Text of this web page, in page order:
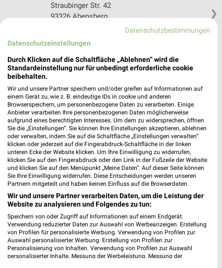
❯
Straubinger Str. 42
93326 Abensberg
426,55 km • Angebote: 1 Prospekt
Reformwaren Rauch Pilsting
Marktplatz 28
428,01 km • Angebote: 1 Prospekt
Denns BioMarkt Landshut
Stethaimerstraße 39
84034 Landshut
Heute 08:00 - 20:00 Uhr | Öffnet in 8 Min.
450,52 km • Angebote: 1 Prospekt
Regierungsplatz 542
84028 Landshut
451,60 km • Angebote: 1 Prospekt
Datenschutzbestimmungen
Datenschutzeinstellungen
Durch Klicken auf die Schaltfläche „Ablehnen“ wird die
Standardeinstellung nur für unbedingt erforderliche cookie
beibehalten.
Wir und unsere Partner speichern und/oder greifen auf Informationen auf
einem Gerät zu, wie z. B. eindeutige IDs in cookie und anderen
Browserspeichern, um personenbezogene Daten zu verarbeiten. Einige
Anbieter verarbeiten Ihre personenbezogenen Daten möglicherweise
aufgrund eines berechtigten Interesses. Um dem zu widersprechen, öffnen
Sie die „Einstellungen“. Sie können Ihre Einstellungen akzeptieren, ablehnen
oder verwalten, indem Sie auf die Schaltfläche „Einstellungen verwalten“
klicken oder jederzeit auf die Fingerabdruck-Schaltfläche in der linken
unteren Ecke der Website klicken. Um Ihre Einwilligung zu widerrufen,
klicken Sie auf den Fingerabdruck oder den Link in der Fußzeile der Website
und klicken Sie auf den Menüpunkt „Meine Daten“. Auf dieser Seite können
Sie Ihre Einwilligung widerrufen. Diese Entscheidungen werden unseren
Partnern mitgeteilt und haben keinen Einfluss auf die Browserdaten.
Wir und unsere Partner verarbeiten Daten, um die Leistung der
Website zu analysieren und Folgendes zu tun:
Speichern von oder Zugriff auf Informationen auf einem Endgerät.
Verwendung reduzierter Daten zur Auswahl von Werbeanzeigen. Erstellung
von Profilen für personalisierte Werbung. Verwendung von Profilen zur
Auswahl personalisierter Werbung. Erstellung von Profilen zur
Personalisierung von Inhalten. Verwendung von Profilen zur Auswahl
personalisierter Inhalte. Messung der Werbeleistung. Messung der